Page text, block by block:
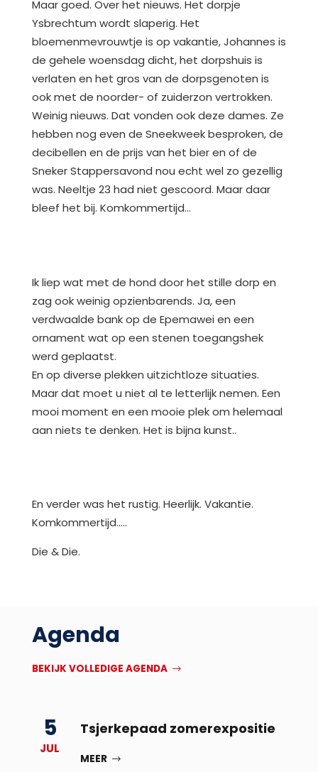
Maar goed. Over het nieuws. Het dorpje
Ysbrechtum wordt slaperig. Het
bloemenmevrouwtje is op vakantie, Johannes is
de gehele woensdag dicht, het dorpshuis is
verlaten en het gros van de dorpsgenoten is
ook met de noorder- of zuiderzon vertrokken.
Weinig nieuws. Dat vonden ook deze dames. Ze
hebben nog even de Sneekweek besproken, de
decibellen en de prijs van het bier en of de
Sneker Stappersavond nou echt wel zo gezellig
was. Neeltje 23 had niet gescoord. Maar daar
bleef het bij. Komkommertijd…
Ik liep wat met de hond door het stille dorp en
zag ook weinig opzienbarends. Ja, een
verdwaalde bank op de Epemawei en een
ornament wat op een stenen toegangshek
werd geplaatst.
En op diverse plekken uitzichtloze situaties.
Maar dat moet u niet al te letterlijk nemen. Een
mooi moment en een mooie plek om helemaal
aan niets te denken. Het is bijna kunst..
En verder was het rustig. Heerlijk. Vakantie.
Komkommertijd…..
Die & Die.
Agenda
BEKIJK VOLLEDIGE AGENDA
5
JUL
Tsjerkepaad zomerexpositie
MEER